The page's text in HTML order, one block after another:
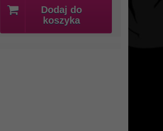
Dodaj do
koszyka